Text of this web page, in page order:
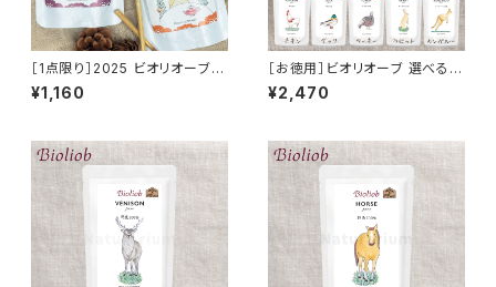
［1点限り］2025 ビオリオーブ
秋のごちそう セット Bioliob 旧
ヘルマン
¥1,160
［お徳用］ビオリオーブ 選べる5
セット【5％OFF】ピュア 100%
野菜果物 Bioliob 旧ヘルマン
¥2,470